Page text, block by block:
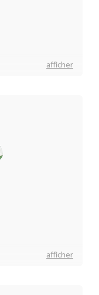
afficher
afficher